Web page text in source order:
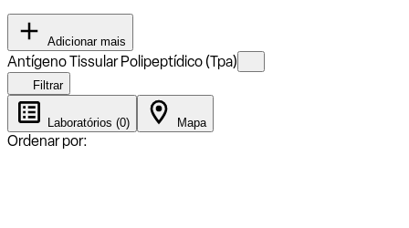
Adicionar mais
Antígeno Tissular Polipeptídico (Tpa)
Filtrar
Laboratórios (0) Mapa
Ordenar por: